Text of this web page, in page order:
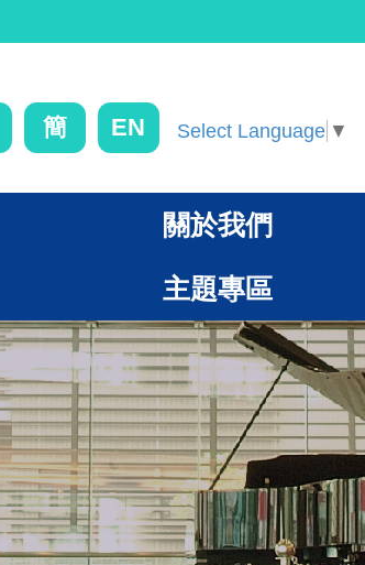
簡 EN Select Language ▼
關於我們
主題專區